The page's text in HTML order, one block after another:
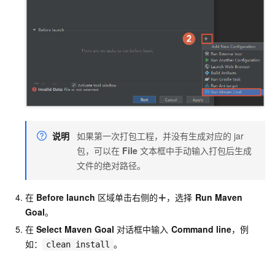
说明 如果第一次打包工程，并没有生成对应的 jar
包，可以在 File 文本框中手动输入打包后生成
文件的绝对路径。
在 Before launch 区域单击右侧的＋，选择 Run Maven
Goal。
在 Select Maven Goal 对话框中输入 Command line，例
如：
clean install 。